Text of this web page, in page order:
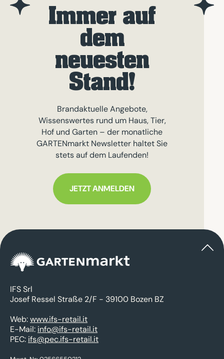
Immer auf
dem
neuesten
Stand!
Brandaktuelle Angebote,
Wissenswertes rund um Haus, Tier,
Hof und Garten – der monatliche
GARTENmarkt Newsletter haltet Sie
stets auf dem Laufenden!
JETZT ANMELDEN
IFS Srl
Josef Ressel Straße 2/F - 39100 Bozen BZ
Web:www.ifs-retail.it
E-Mail: info@ifs-retail.it
PEC: ifs@pec.ifs-retail.it